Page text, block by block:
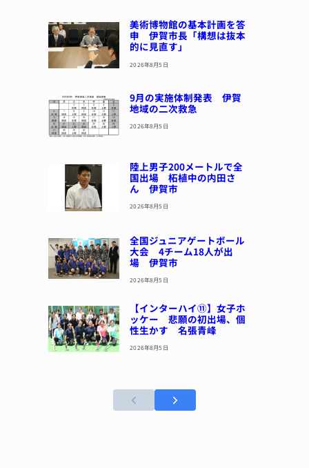
美術博物館の基本計画を答
申 伊賀市長「構想は抜本
的に見直す」
2026年8月5日
9月の実施体制発表 伊賀
地域の二次救急
2026年8月5日
陸上男子200メートルで全
国出場 柘植中の内田さ
ん 伊賀市
2026年8月5日
全国ジュニアゲートボール
大会 4チーム18人が出
場 伊賀市
2026年8月5日
【インターハイ⑪】女子ホ
ッケー 悲願の初出場、個
性生かす 名張青峰
2026年8月5日